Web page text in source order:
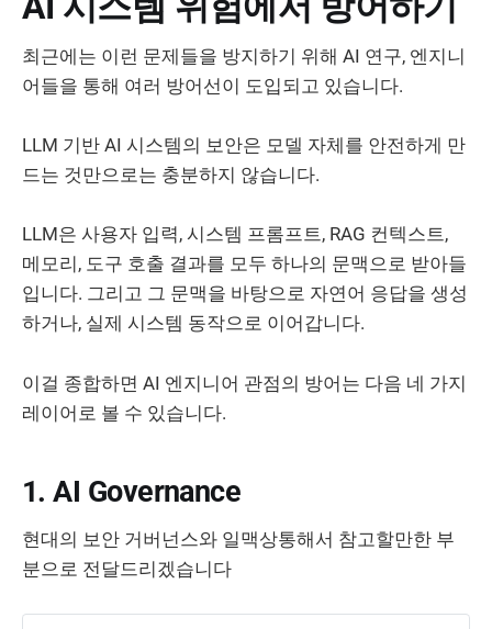
최근에는 이런 문제들을 방지하기 위해 AI 연구, 엔지니
어들을 통해 여러 방어선이 도입되고 있습니다.
LLM 기반 AI 시스템의 보안은 모델 자체를 안전하게 만
드는 것만으로는 충분하지 않습니다.
LLM은 사용자 입력, 시스템 프롬프트, RAG 컨텍스트,
메모리, 도구 호출 결과를 모두 하나의 문맥으로 받아들
입니다. 그리고 그 문맥을 바탕으로 자연어 응답을 생성
하거나, 실제 시스템 동작으로 이어갑니다.
이걸 종합하면 AI 엔지니어 관점의 방어는 다음 네 가지
레이어로 볼 수 있습니다.
1. AI Governance
현대의 보안 거버넌스와 일맥상통해서 참고할만한 부
분으로 전달드리겠습니다